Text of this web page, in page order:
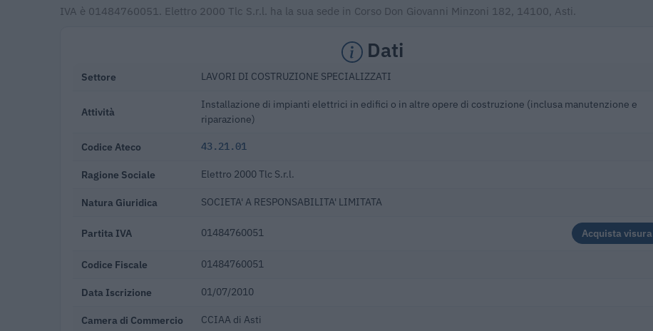
IVA è 01484760051. Elettro 2000 Tlc S.r.l. ha la sua sede in Corso Don Giovanni Minzoni 182, 14100, Asti.
Dati
Settore LAVORI DI COSTRUZIONE SPECIALIZZATI
Attività
Installazione di impianti elettrici in edifici o in altre opere di costruzione (inclusa manutenzione e
riparazione)
Codice Ateco 43.21.01
Ragione Sociale Elettro 2000 Tlc S.r.l.
Natura Giuridica SOCIETA' A RESPONSABILITA' LIMITATA
Partita IVA 01484760051 Acquista visura
Codice Fiscale 01484760051
Data Iscrizione 01/07/2010
Camera di Commercio CCIAA di Asti